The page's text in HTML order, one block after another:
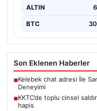
ALTIN
BTC
Son Eklenen Haberler
■Kelebek chat adresi İle
Deneyimi
■KKTC’de toplu cinsel
hapis